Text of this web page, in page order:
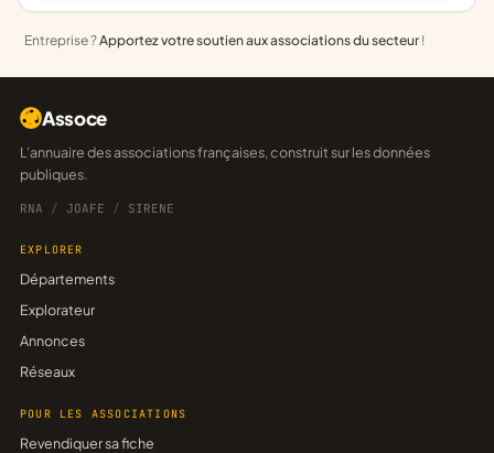
Entreprise ?Apportez votre soutien aux associations du secteur !
Assoce
L'annuaire des associations françaises, construit sur les données
publiques.
RNA / JOAFE / SIRENE
EXPLORER
Départements
Explorateur
Annonces
Réseaux
POUR LES ASSOCIATIONS
Revendiquer sa fiche